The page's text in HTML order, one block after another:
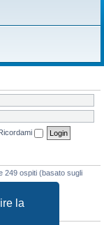
la
249 ospiti (basato sugli